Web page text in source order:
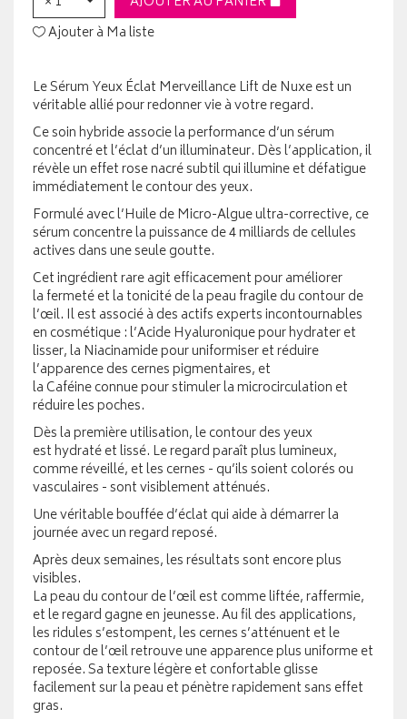
Ajouter à Ma liste
Le Sérum Yeux Éclat Merveillance Lift de Nuxe est un
véritable allié pour redonner vie à votre regard.
Ce soin hybride associe la performance d’un sérum
concentré et l’éclat d’un illuminateur. Dès l’application, il
révèle un effet rose nacré subtil qui illumine et défatigue
immédiatement le contour des yeux.
Formulé avec l’Huile de Micro-Algue ultra-corrective, ce
sérum concentre la puissance de 4 milliards de cellules
actives dans une seule goutte.
Cet ingrédient rare agit efficacement pour améliorer
la fermeté et la tonicité de la peau fragile du contour de
l’œil. Il est associé à des actifs experts incontournables
en cosmétique : l’Acide Hyaluronique pour hydrater et
lisser, la Niacinamide pour uniformiser et réduire
l’apparence des cernes pigmentaires, et
la Caféine connue pour stimuler la microcirculation et
réduire les poches.
Dès la première utilisation, le contour des yeux
est hydraté et lissé. Le regard paraît plus lumineux,
comme réveillé, et les cernes - qu’ils soient colorés ou
vasculaires - sont visiblement atténués.
Une véritable bouffée d’éclat qui aide à démarrer la
journée avec un regard reposé.
Après deux semaines, les résultats sont encore plus
visibles.
La peau du contour de l’œil est comme liftée, raffermie,
et le regard gagne en jeunesse. Au fil des applications,
les ridules s’estompent, les cernes s’atténuent et le
contour de l’œil retrouve une apparence plus uniforme et
reposée. Sa texture légère et confortable glisse
facilement sur la peau et pénètre rapidement sans effet
gras.